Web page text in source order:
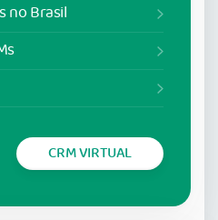
no Brasil
CRM VIRTUAL